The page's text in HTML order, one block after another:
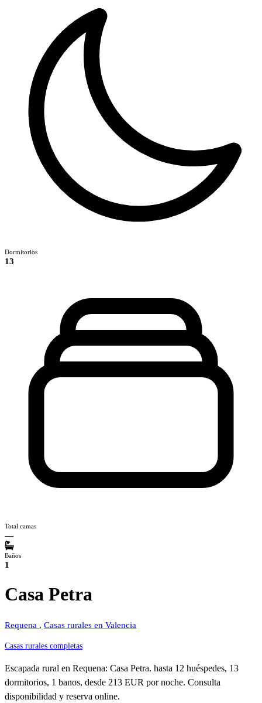
Dormitorios
13
Total camas
—
Baños
1
Casa Petra
Requena , Casas rurales en Valencia
Casas rurales completas
Escapada rural en Requena: Casa Petra. hasta 12 huéspedes, 13
dormitorios, 1 banos, desde 213 EUR por noche. Consulta
disponibilidad y reserva online.